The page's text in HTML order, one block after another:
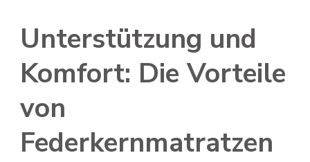
Unterstützung und
Komfort: Die Vorteile
von
Federkernmatratzen